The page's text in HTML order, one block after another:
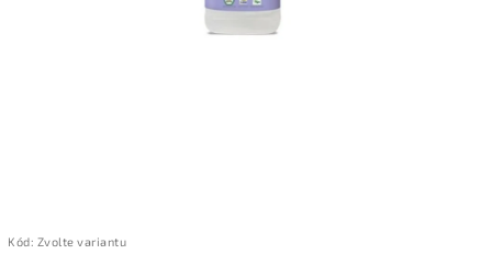
Kód: Zvolte variantu